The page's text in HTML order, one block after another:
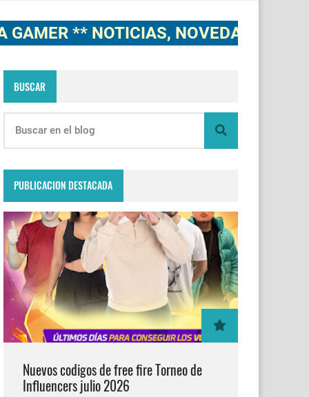
** NOTICIAS, NOVEDADES,
BUSCAR
PUBLICACION DESTACADA
Nuevos codigos de free fire Torneo de
Influencers julio 2026